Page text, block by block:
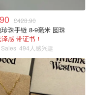
£428.90
珠手链 8-9毫米 圆珠
感 带证书！
494人感兴趣